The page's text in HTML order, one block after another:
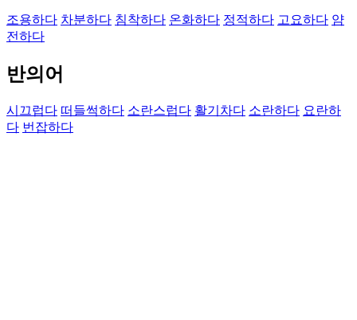
조용하다 차분하다 침착하다 온화하다 정적하다 고요하다 얌
전하다
반의어
시끄럽다 떠들썩하다 소란스럽다 활기차다 소란하다 요란하
다 번잡하다